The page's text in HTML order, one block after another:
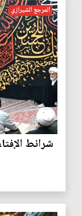
المرجع الشيرازي
شرائط